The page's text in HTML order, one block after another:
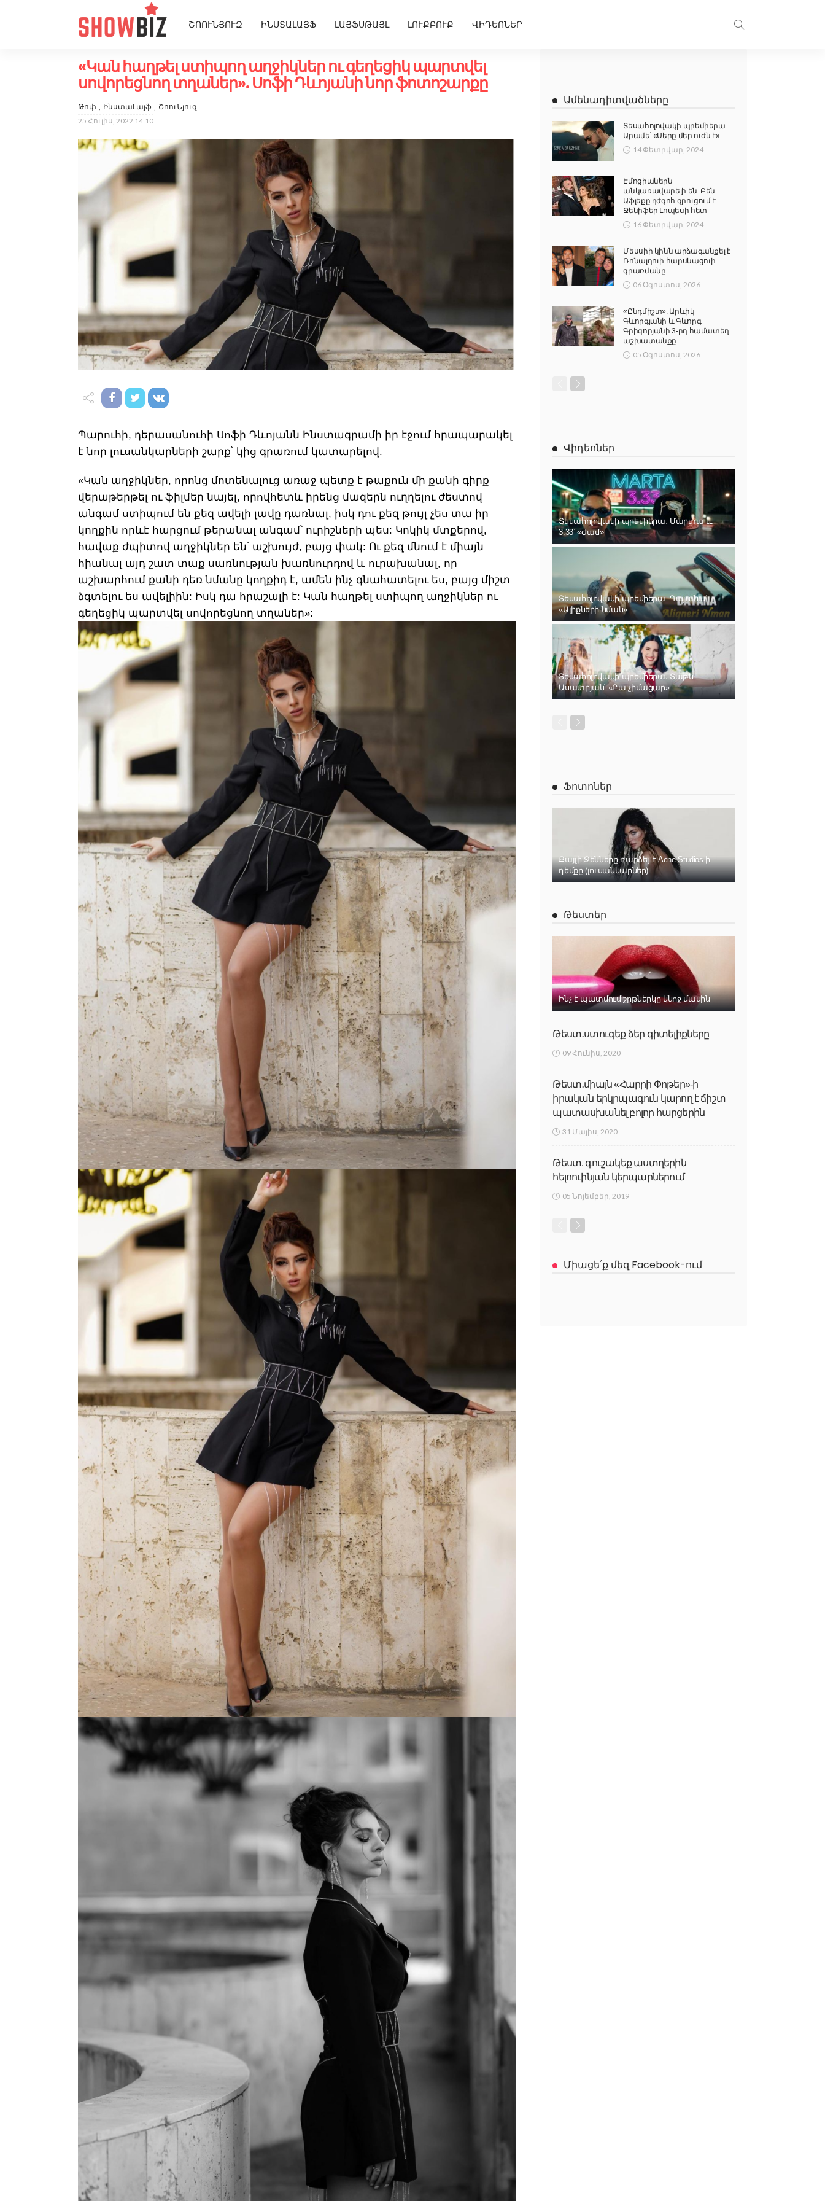
ՇՈՈՒՆՅՈՒԶ ԻՆՍՏԱԼԱՅՖ ԼԱՅՖՍԹԱՅԼ ԼՈՒՔԲՈՒՔ ՎԻԴԵՈՆԵՐ
«Կան հաղթել ստիպող աղջիկներ ու գեղեցիկ պարտվել
սովորեցնող տղաներ». Սոֆի Դևոյանի նոր ֆոտոշարքը
Թոփ ԻնստաԼայֆ
ՇոուՆյուզ
25 Հուլիս, 2022 14:10
Պարուհի, դերասանուհի Սոֆի Դևոյանն Ինստագրամի իր էջում հրապարակել
է նոր լուսանկարների շարք՝ կից գրառում կատարելով.
«Կան աղջիկներ, որոնց մոտենալուց առաջ պետք է թաքուն մի քանի գիրք
վերաթերթել ու ֆիլմեր նայել, որովհետև իրենց մազերն ուղղելու ժեստով
անգամ ստիպում են քեզ ավելի լավը դառնալ, իսկ դու քեզ թույլ չես տա իր
կողքին որևէ հարցում թերանալ անգամ՝ ուրիշների պես: Կոկիկ մտքերով,
հավաք ժպիտով աղջիկներ են՝ աշխույժ, բայց փակ: Ու քեզ մնում է միայն
հիանալ այդ շատ տաք սառնության խառնուրդով և ուրախանալ, որ
աշխարհում քանի դեռ նմանը կողքիդ է, ամեն ինչ գնահատելու ես, բայց միշտ
ձգտելու ես ավելիին: Իսկ դա հրաշալի է: Կան հաղթել ստիպող աղջիկներ ու
գեղեցիկ պարտվել սովորեցնող տղաներ»:
Ամենադիտվածները
Տեսահոլովակի պրեմիերա.
Արամե՝ «Սերը մեր ուժն է»
14 Փետրվար, 2024
Էմոցիաներն
անկառավարելի են. Բեն
Աֆլեքը դժգոհ զրուցում է
Ջենիֆեր Լոպեսի հետ
16 Փետրվար, 2024
Մեսսիի կինն արձագանքել է
Ռոնալդուի հարսնացուի
գրառմանը
06 Օգոստոս, 2026
«Ընդմիշտ». Արևիկ
Գևորգյանի և Գևորգ
Գրիգորյանի 3-րդ համատեղ
աշխատանքը
05 Օգոստոս, 2026
Վիդեոներ
Տեսահոլովակի պրեմիերա․ Մարտա և
3.33՝ «Ժամ»
Տեսահոլովակի պրեմիերա. Դայանա՝
«Ալիքների նման»
Տեսահոլովակի պրեմիերա․ Տաթև
Ասատրյան՝ «Բա չիմացար»
Ֆոտոներ
Քայլի Ջենները դարձել է Acne Studios-ի
դեմքը (լուսանկարներ)
Թեստեր
Ինչ է պատմում շրթներկը կնոջ մասին
Թեստ․ստուգեք ձեր գիտելիքները
09 Հունիս, 2020
Թեստ․միայն «Հարրի Փոթեր»-ի
իրական երկրպագուն կարող է ճիշտ
պատասխանել բոլոր հարցերին
31 Մայիս, 2020
Թեստ. գուշակեք աստղերին
հելոուինյան կերպարներում
05 Նոյեմբեր, 2019
Միացե՛ք մեզ Facebook-ում